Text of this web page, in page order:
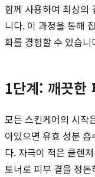
함께 사용하여 최상의
니다. 이 과정을 통해
화를 경험할 수 있습니
1단계: 깨끗한
모든 스킨케어의 시작
아있으면 유효 성분
다. 자극이 적은 클렌
토너로 피부 결을 정